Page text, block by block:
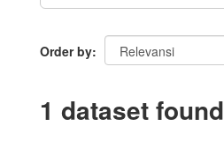
Order by
1 dataset found